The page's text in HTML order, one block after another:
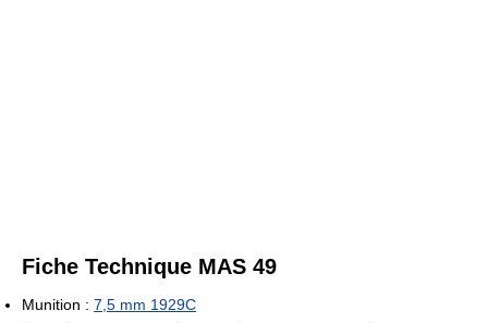
Fiche Technique MAS 49
Munition : 7,5 mm 1929C